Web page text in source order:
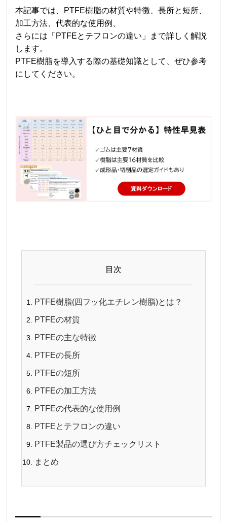
本記事では、PTFE樹脂の材質や特徴、長所と短所、
加工方法、代表的な使用例、
さらには「PTFEとテフロンの違い」まで詳しく解説
します。
PTFE樹脂を導入する際の基礎知識として、ぜひ参考
にしてください。
目次
PTFE樹脂(四フッ化エチレン樹脂)とは？
PTFEの材質
PTFEの主な特徴
PTFEの長所
PTFEの短所
PTFEの加工方法
PTFEの代表的な使用例
PTFEとテフロンの違い
PTFE製品の選び方チェックリスト
まとめ